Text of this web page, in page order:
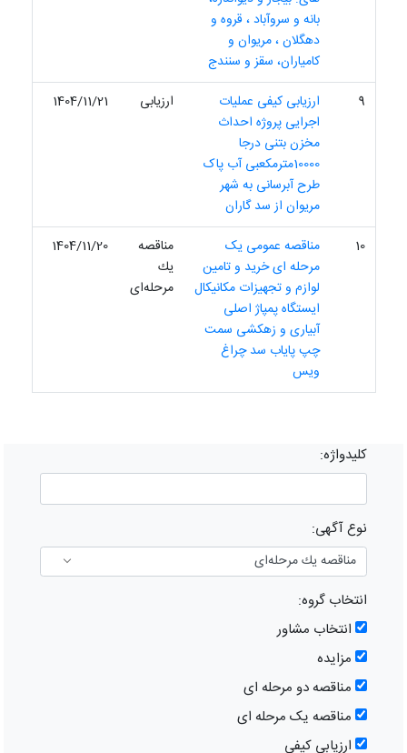
بانه و سروآباد ، قروه و
دهگلان ، مریوان و
کامیاران، سقز و سنندج
9
ارزیابی کیفی عملیات
اجرایی پروژه احداث
مخزن بتنی درجا
10000مترمکعبی آب پاک
طرح آبرسانی به شهر
مریوان از سد گاران
ارزیابی 1404/11/21
10
مناقصه عمومی یک
مرحله ای خرید و تامین
لوازم و تجهیزات مکانیکال
ایستگاه پمپاژ اصلی
آبیاری و زهکشی سمت
چپ پایاب سد چراغ
ویس
مناقصه
یك
مرحله‌ای
1404/11/20
کلیدواژه:
نوع آگهی:
انتخاب گروه:
انتخاب مشاور
مزایده
مناقصه دو مرحله ای
مناقصه یک مرحله ای
ارزیابی کیفی